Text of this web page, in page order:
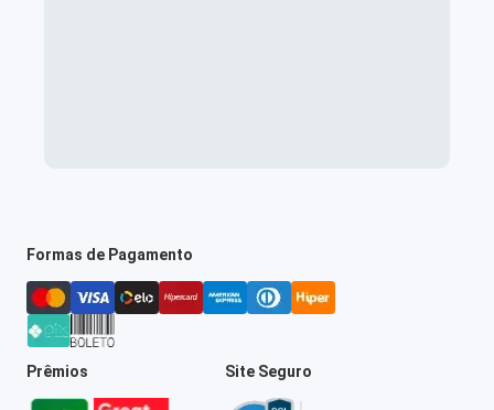
Formas de Pagamento
Prêmios Site Seguro